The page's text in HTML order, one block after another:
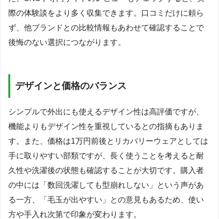
際の体験談をより多く収集できます。口コミだけに頼ら
ず、他ブランドとの比較情報もあわせて確認することで
後悔のない選択につながります。
デザインと価格のバランス
シンプルで外出にも使えるデザイン性は高評価ですが、
機能よりもデザイン性を重視しているとの指摘もありま
す。また、価格は1万円前後とリカバリーウェアとしては
手に取りやすい部類ですが、長く使うことを考えると耐
久性や洗濯後の状態も確認することが大切です。購入者
の中には「数回洗濯しても型崩れしない」という声があ
る一方、「毛玉が出やすい」との意見もあるため、使い
方や手入れ次第で印象が変わります。